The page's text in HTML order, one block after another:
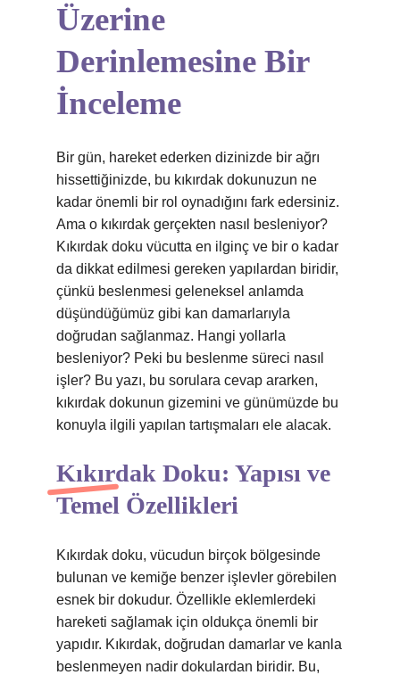
Üzerine
Derinlemesine Bir
İnceleme
Bir gün, hareket ederken dizinizde bir ağrı
hissettiğinizde, bu kıkırdak dokunuzun ne
kadar önemli bir rol oynadığını fark edersiniz.
Ama o kıkırdak gerçekten nasıl besleniyor?
Kıkırdak doku vücutta en ilginç ve bir o kadar
da dikkat edilmesi gereken yapılardan biridir,
çünkü beslenmesi geleneksel anlamda
düşündüğümüz gibi kan damarlarıyla
doğrudan sağlanmaz. Hangi yollarla
besleniyor? Peki bu beslenme süreci nasıl
işler? Bu yazı, bu sorulara cevap ararken,
kıkırdak dokunun gizemini ve günümüzde bu
konuyla ilgili yapılan tartışmaları ele alacak.
Kıkırdak Doku: Yapısı ve
Temel Özellikleri
Kıkırdak doku, vücudun birçok bölgesinde
bulunan ve kemiğe benzer işlevler görebilen
esnek bir dokudur. Özellikle eklemlerdeki
hareketi sağlamak için oldukça önemli bir
yapıdır. Kıkırdak, doğrudan damarlar ve kanla
beslenmeyen nadir dokulardan biridir. Bu,